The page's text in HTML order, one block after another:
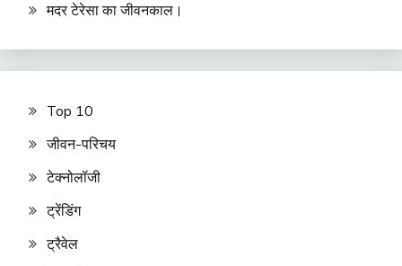
मदर टेरेसा का जीवनकाल।
Top 10
जीवन-परिचय
टेक्नोलॉजी
ट्रेंडिंग
ट्रैवेल